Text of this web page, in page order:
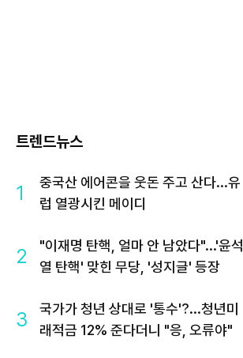
트렌드뉴스
1
중국산 에어콘을 웃돈 주고 산다...유
럽 열광시킨 메이디
2
"이재명 탄핵, 얼마 안 남았다"...'윤석
열 탄핵' 맞힌 무당, '성지글' 등장
3
국가가 청년 상대로 '통수'?...청년미
래적금 12% 준다더니 "응, 오류야"